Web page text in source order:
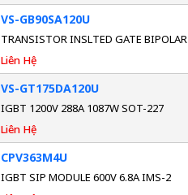
VS-GB90SA120U
TRANSISTOR INSLTED GATE BIPOLAR
Liên Hệ
VS-GT175DA120U
IGBT 1200V 288A 1087W SOT-227
Liên Hệ
CPV363M4U
IGBT SIP MODULE 600V 6.8A IMS-2